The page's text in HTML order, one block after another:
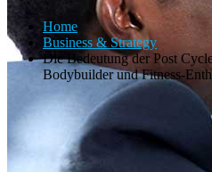
Home
Business & Strategy
Die Bedeutung der Post
Bodybuilder und Fitness-